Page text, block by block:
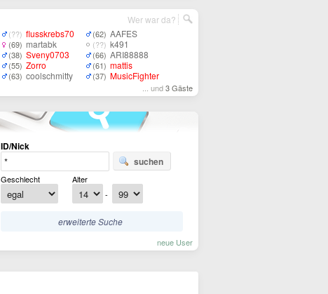
(??) flusskrebs70
(69) martabk
(38) Sveny0703
(55) Zorro
(63) coolschmitty
(62) AAFES
(??) k491
(66) ARI88888
(61) mattis
(37) MusicFighter
... und3 Gäste
Wer war da?
ID/Nick
suchen
Geschlecht
Alter
-
erweiterte Suche
neue User